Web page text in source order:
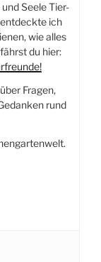
Seele Tier-
ich
wie alles
du hier:
Fragen,
rund